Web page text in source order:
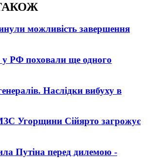
можливість завершення
у РФ поховали ще одного
Наслідки вибуху в
Угорщини Сійярто загрожує
Путіна перед дилемою -